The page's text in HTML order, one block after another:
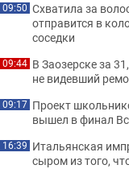
09:50 Схватила за
отправится в
соседки
09:44 В Заозерске за
не видевший
09:17 Проект
вышел в финал
16:39 Итальянская
сыром из того,